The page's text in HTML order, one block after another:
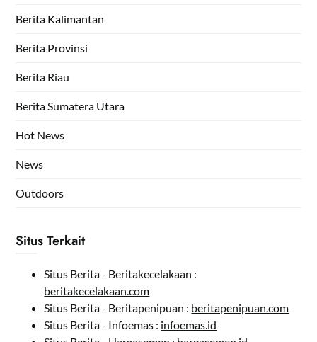
Berita Kalimantan
Berita Provinsi
Berita Riau
Berita Sumatera Utara
Hot News
News
Outdoors
Situs Terkait
Situs Berita - Beritakecelakaan :
beritakecelakaan.com
Situs Berita - Beritapenipuan : beritapenipuan.com
Situs Berita - Infoemas : infoemas.id